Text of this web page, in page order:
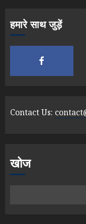
हमारे साथ जुड़ें
Contact Us:
खोज